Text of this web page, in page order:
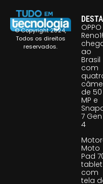
© Copyright 2024,
Todos os direitos
reservados.
OPPO
ao
Brasil
com
de 50
MP e
7 Gen
4
Moto
Pad
tablet
com
tela